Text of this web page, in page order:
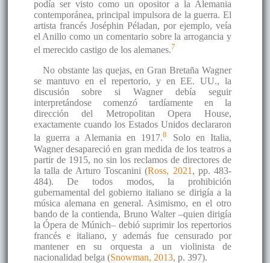
podía ser visto como un opositor a la Alemania
contemporánea, principal impulsora de la guerra. El
artista francés Joséphin Péladan, por ejemplo, veía
el Anillo como un comentario sobre la arrogancia y
el merecido castigo de los alemanes.7
No obstante las quejas, en Gran Bretaña Wagner
se mantuvo en el repertorio, y en EE. UU., la
discusión sobre si Wagner debía seguir
interpretándose comenzó tardíamente en la
dirección del Metropolitan Opera House,
exactamente cuando los Estados Unidos declararon
la guerra a Alemania en 1917.8
Solo en Italia,
Wagner desapareció en gran medida de los teatros a
partir de 1915, no sin los reclamos de directores de
la talla de Arturo Toscanini (Ross, 2021 , pp. 483-
484). De todos modos, la prohibición
gubernamental del gobierno italiano se dirigía a la
música alemana en general. Asimismo, en el otro
bando de la contienda, Bruno Walter –quien dirigía
la Ópera de Múnich– debió suprimir los repertorios
francés e italiano, y además fue censurado por
mantener en su orquesta a un violinista de
nacionalidad belga (Snowman, 2013, p. 397).